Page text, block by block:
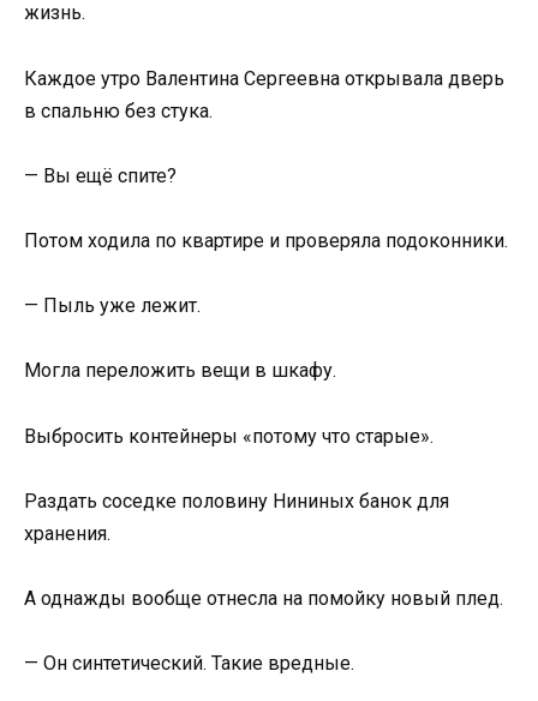
жизнь.
Каждое утро Валентина Сергеевна открывала дверь
в спальню без стука.
— Вы ещё спите?
Потом ходила по квартире и проверяла подоконники.
— Пыль уже лежит.
Могла переложить вещи в шкафу.
Выбросить контейнеры «потому что старые».
Раздать соседке половину Нининых банок для
хранения.
А однажды вообще отнесла на помойку новый плед.
— Он синтетический. Такие вредные.